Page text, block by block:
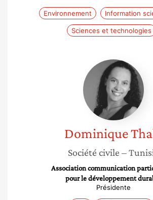
Environnement Information
Sciences et technologies
Dominique
Thaly
Dominique
Société civile –
Association communication
pour le développement
Présidente